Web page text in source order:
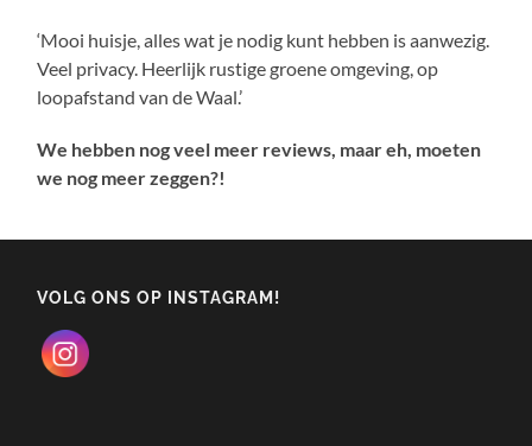
‘Mooi huisje, alles wat je nodig kunt hebben is aanwezig.
Veel privacy. Heerlijk rustige groene omgeving, op
loopafstand van de Waal.’
We hebben nog veel meer reviews, maar eh, moeten
we nog meer zeggen?!
VOLG ONS OP INSTAGRAM!